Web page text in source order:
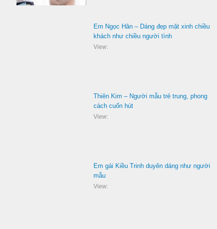
Em Ngọc Hân – Dáng đẹp mặt xinh chiều
khách như chiều người tình
View:
Thiên Kim – Người mẫu trẻ trung, phong
cách cuốn hút
View:
Em gái Kiều Trinh duyên dáng như người
mẫu
View: